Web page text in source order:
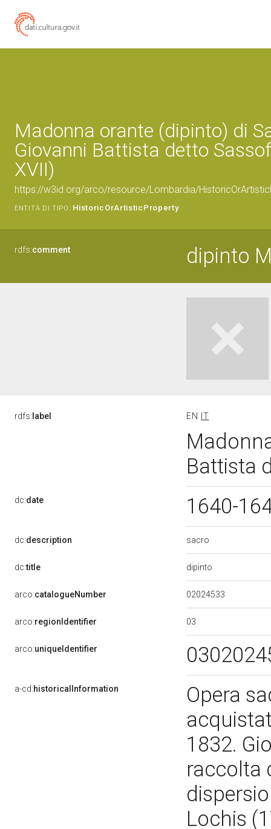
Madonna orante (dipinto) di
Giovanni Battista detto
XVII)
https://w3id.org/arco/resource/Lombardia/
ENTITÀ DI TIPO: HistoricOrArtisticProperty
rdfs:comment dipinto
rdfs: label EN IT
Battista
dc:date 1640-
dc:description sacro
dc:title dipinto
arco:catalogueNumber 02024533
arco:regionIdentifier 03
arco:uniqueIdentifier
a-cd:historicalInformation
Opera
1832.
raccolta
Lochis